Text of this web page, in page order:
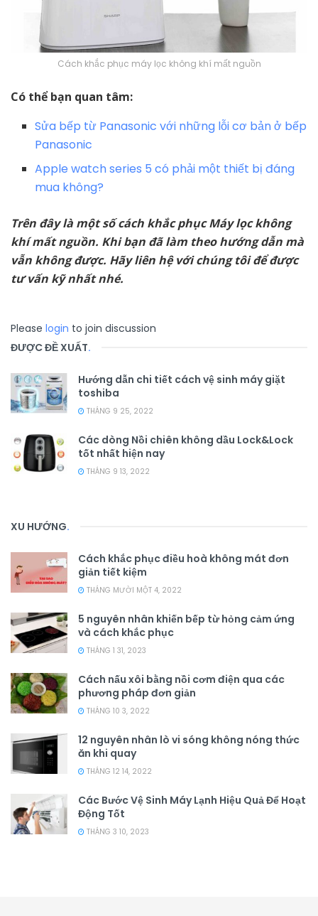
Cách khắc phục máy lọc không khí mất nguồn
Có thể bạn quan tâm:
Sửa bếp từ Panasonic với những lỗi cơ bản ở bếp
Panasonic
Apple watch series 5 có phải một thiết bị đáng
mua không?
Trên đây là một số cách khắc phục Máy lọc không
khí mất nguồn. Khi bạn đã làm theo hướng dẫn mà
vẫn không được. Hãy liên hệ với chúng tôi để được
tư vấn kỹ nhất nhé.
Please login to join discussion
ĐƯỢC ĐỀ XUẤT.
Hướng dẫn chi tiết cách vệ sinh máy giặt
toshiba
THÁNG 9 25, 2022
Các dòng Nồi chiên không dầu Lock&Lock
tốt nhất hiện nay
THÁNG 9 13, 2022
XU HƯỚNG.
Cách khắc phục điều hoà không mát đơn
giản tiết kiệm
THÁNG MƯỜI MỘT 4, 2022
5 nguyên nhân khiến bếp từ hỏng cảm ứng
và cách khắc phục
THÁNG 1 31, 2023
Cách nấu xôi bằng nồi cơm điện qua các
phương pháp đơn giản
THÁNG 10 3, 2022
12 nguyên nhân lò vi sóng không nóng thức
ăn khi quay
THÁNG 12 14, 2022
Các Bước Vệ Sinh Máy Lạnh Hiệu Quả Để Hoạt
Động Tốt
THÁNG 3 10, 2023